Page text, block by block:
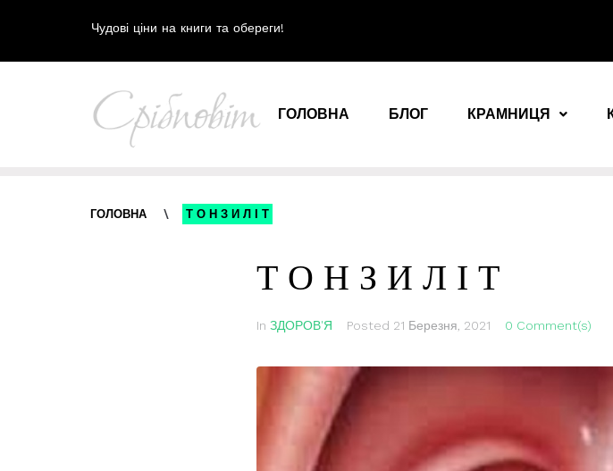
Чудові ціни на книги та обереги!
ГОЛОВНА БЛОГ КРАМНИЦЯ
ГОЛОВНА \ Т О Н З И Л І Т
Т О Н З И Л І Т
In ЗДОРОВ'Я Posted 21 Березня, 2021 0 Comment(s)